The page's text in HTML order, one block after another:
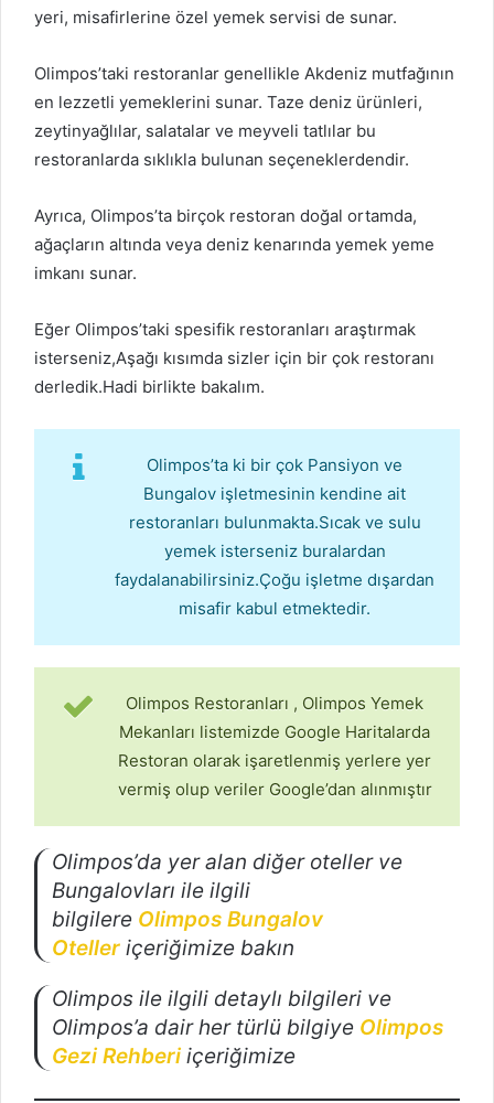
yeri, misafirlerine özel yemek servisi de sunar.
Olimpos’taki restoranlar genellikle Akdeniz mutfağının
en lezzetli yemeklerini sunar. Taze deniz ürünleri,
zeytinyağlılar, salatalar ve meyveli tatlılar bu
restoranlarda sıklıkla bulunan seçeneklerdendir.
Ayrıca, Olimpos’ta birçok restoran doğal ortamda,
ağaçların altında veya deniz kenarında yemek yeme
imkanı sunar.
Eğer Olimpos’taki spesifik restoranları araştırmak
isterseniz,Aşağı kısımda sizler için bir çok restoranı
derledik.Hadi birlikte bakalım.
Olimpos’ta ki bir çok Pansiyon ve
Bungalov işletmesinin kendine ait
restoranları bulunmakta.Sıcak ve sulu
yemek isterseniz buralardan
faydalanabilirsiniz.Çoğu işletme dışardan
misafir kabul etmektedir.
Olimpos Restoranları , Olimpos Yemek
Mekanları listemizde Google Haritalarda
Restoran olarak işaretlenmiş yerlere yer
vermiş olup veriler Google’dan alınmıştır
Olimpos’da yer alan diğer oteller ve
Bungalovları ile ilgili
bilgilere OlimposBungalov
Oteller içeriğimize bakın
Olimpos ile ilgili detaylı bilgileri ve
Olimpos’a dair her türlü bilgiye Olimpos
Gezi Rehberi içeriğimize